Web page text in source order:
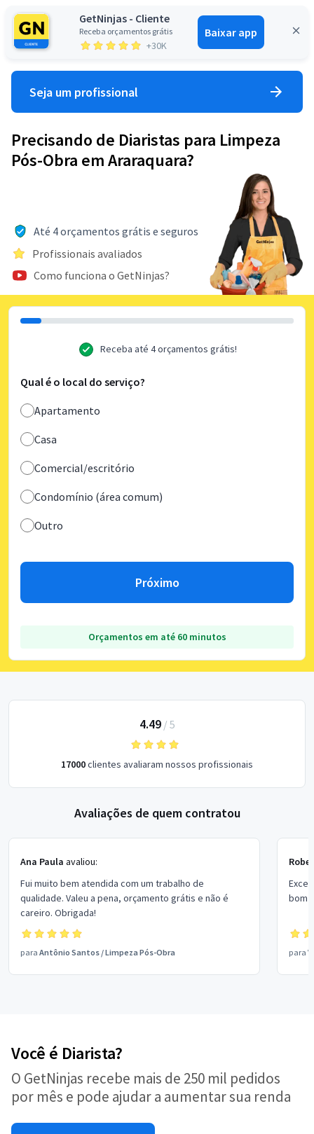
GetNinjas - Cliente
Receba orçamentos grátis
+30K
Baixar app
Entrar
Seja um profissional
Precisando de Diaristas para Limpeza
Pós-Obra em Araraquara?
Até 4 orçamentos grátis e seguros
Profissionais avaliados
Como funciona o GetNinjas?
Receba até 4 orçamentos grátis!
Qual é o local do serviço?
Apartamento
Casa
Comercial/escritório
Condomínio (área comum)
Outro
Próximo
Orçamentos em até 60 minutos
4.49/ 5
17000clientes avaliaram nossos profissionais
Avaliações de quem contratou
Ana Paula avaliou:
Fui muito bem atendida com um trabalho de
qualidade. Valeu a pena, orçamento grátis e não é
careiro. Obrigada!
para Antônio Santos /Limpeza Pós-Obra
bom
para
Você é Diarista?
O GetNinjas recebe mais de 250 mil pedidos
por mês e pode ajudar a aumentar sua renda